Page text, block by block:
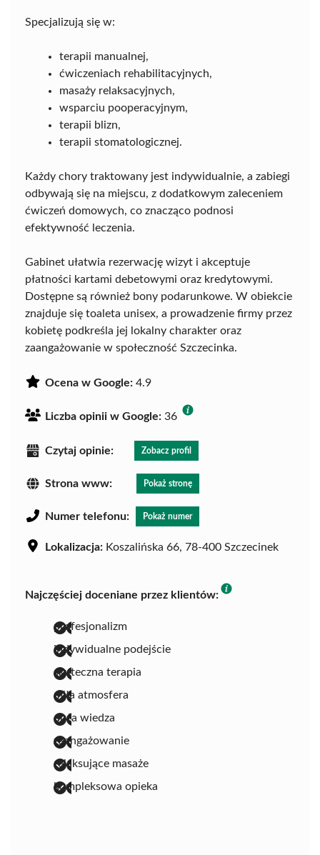
Specjalizują się w:
terapii manualnej,
ćwiczeniach rehabilitacyjnych,
masaży relaksacyjnych,
wsparciu pooperacyjnym,
terapii blizn,
terapii stomatologicznej.
Każdy chory traktowany jest indywidualnie, a zabiegi
odbywają się na miejscu, z dodatkowym zaleceniem
ćwiczeń domowych, co znacząco podnosi
efektywność leczenia.
Gabinet ułatwia rezerwację wizyt i akceptuje
płatności kartami debetowymi oraz kredytowymi.
Dostępne są również bony podarunkowe. W obiekcie
znajduje się toaleta unisex, a prowadzenie firmy przez
kobietę podkreśla jej lokalny charakter oraz
zaangażowanie w społeczność Szczecinka.
Ocena w Google: 4.9
Liczba opinii w Google: 36
Czytaj opinie: Zobacz profil
Strona www: Pokaż stronę
Numer telefonu: Pokaż numer
Lokalizacja: Koszalińska 66, 78-400 Szczecinek
Najczęściej doceniane przez klientów:
profesjonalizm
indywidualne podejście
skuteczna terapia
miła atmosfera
duża wiedza
zaangażowanie
relaksujące masaże
kompleksowa opieka